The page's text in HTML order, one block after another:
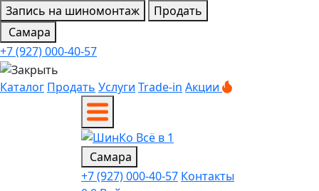
Запись на шиномонтаж
Продать
Самара
+7 (927) 000-40-57
Каталог Продать Услуги Trade-in Акции
Самара
+7 (927) 000-40-57 Контакты